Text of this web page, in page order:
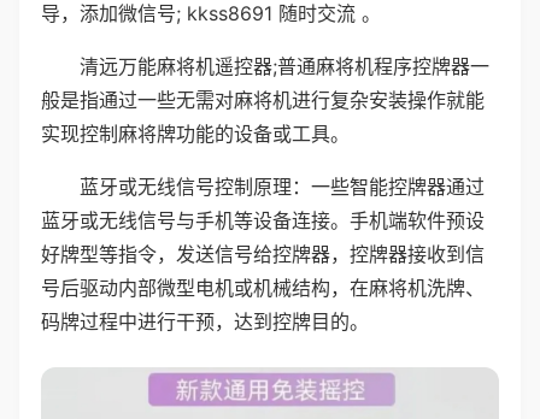
导，添加微信号; kkss8691 随时交流 。
清远万能麻将机遥控器;普通麻将机程序控牌器一
般是指通过一些无需对麻将机进行复杂安装操作就能
实现控制麻将牌功能的设备或工具。
蓝牙或无线信号控制原理：一些智能控牌器通过
蓝牙或无线信号与手机等设备连接。手机端软件预设
好牌型等指令，发送信号给控牌器，控牌器接收到信
号后驱动内部微型电机或机械结构，在麻将机洗牌、
码牌过程中进行干预，达到控牌目的。